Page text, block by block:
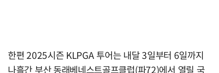
한편 2025시즌 KLPGA 투어는 내달 3일부터 6일까지
나흘간 부산 동래베네스트골프클럽(파72)에서 열릴 국